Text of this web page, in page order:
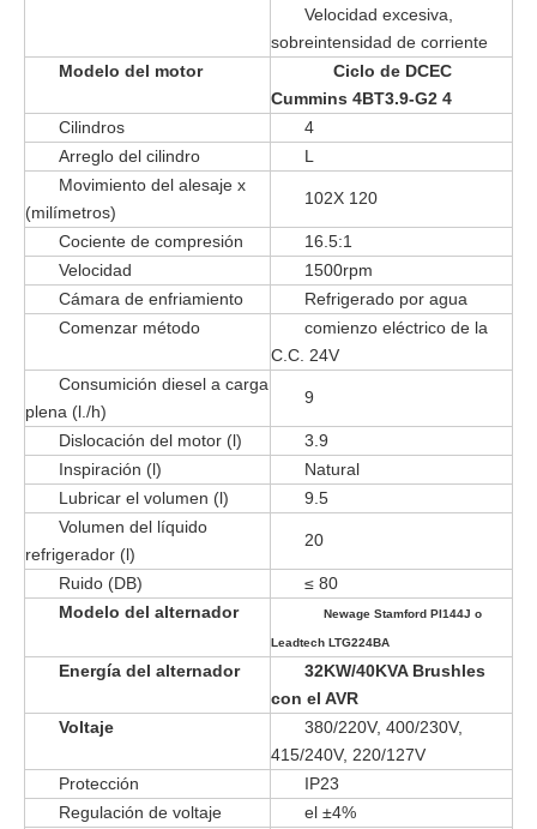
Velocidad excesiva,
sobreintensidad de corriente
Modelo del motor
Ciclo de DCEC
Cummins 4BT3.9-G2 4
Cilindros
4
Arreglo del cilindro
L
Movimiento del alesaje x
(milímetros)
102X 120
Cociente de compresión
16.5:1
Velocidad
1500rpm
Cámara de enfriamiento
Refrigerado por agua
Comenzar método
comienzo eléctrico de la
C.C. 24V
Consumición diesel a carga
plena (l./h)
9
Dislocación del motor (l)
3.9
Inspiración (l)
Natural
Lubricar el volumen (l)
9.5
Volumen del líquido
refrigerador (l)
20
Ruido (DB)
≤ 80
Modelo del alternador
Newage Stamford PI144J o
Leadtech LTG224BA
Energía del alternador
32KW/40KVA Brushles
con el AVR
Voltaje
380/220V, 400/230V,
415/240V, 220/127V
Protección
IP23
Regulación de voltaje
el ±4%